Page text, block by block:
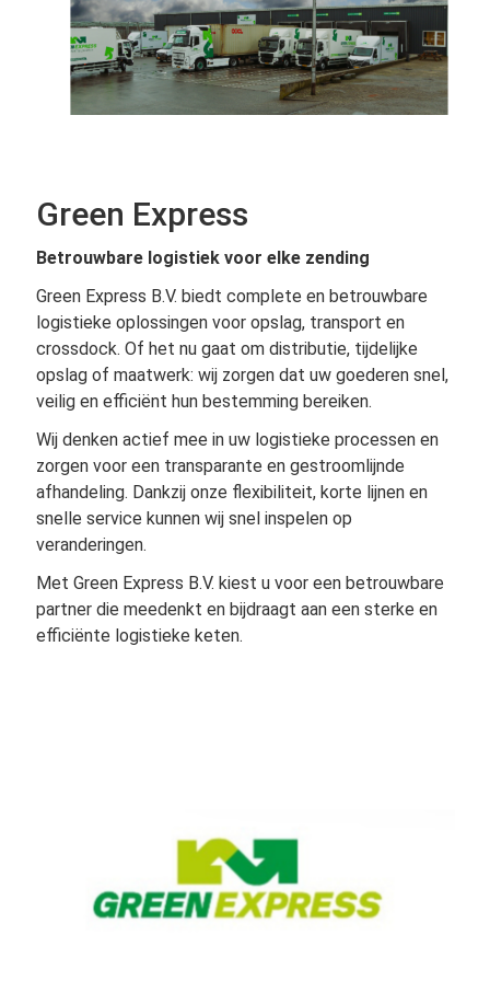
Green Express
Betrouwbare logistiek voor elke zending
Green Express B.V. biedt complete en betrouwbare
logistieke oplossingen voor opslag, transport en
crossdock. Of het nu gaat om distributie, tijdelijke
opslag of maatwerk: wij zorgen dat uw goederen snel,
veilig en efficiënt hun bestemming bereiken.
Wij denken actief mee in uw logistieke processen en
zorgen voor een transparante en gestroomlijnde
afhandeling. Dankzij onze flexibiliteit, korte lijnen en
snelle service kunnen wij snel inspelen op
veranderingen.
Met Green Express B.V. kiest u voor een betrouwbare
partner die meedenkt en bijdraagt aan een sterke en
efficiënte logistieke keten.